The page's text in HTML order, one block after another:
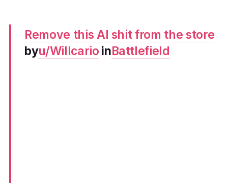
Remove this AI shit from the store
byu/Willcario inBattlefield